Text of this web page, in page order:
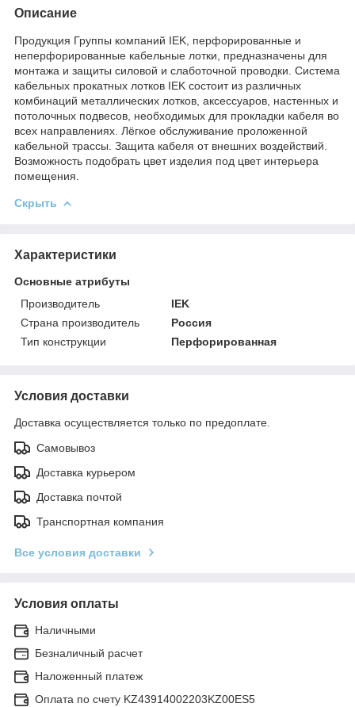
Описание
Продукция Группы компаний IEK, перфорированные и
неперфорированные кабельные лотки, предназначены для
монтажа и защиты силовой и слаботочной проводки. Система
кабельных прокатных лотков IEK состоит из различных
комбинаций металлических лотков, аксессуаров, настенных и
потолочных подвесов, необходимых для прокладки кабеля во
всех направлениях. Лёгкое обслуживание проложенной
кабельной трассы. Защита кабеля от внешних воздействий.
Возможность подобрать цвет изделия под цвет интерьера
помещения.
Скрыть
Характеристики
Основные атрибуты
Производитель
IEK
Страна производитель
Россия
Тип конструкции
Перфорированная
Условия доставки
Доставка осуществляется только по предоплате.
Самовывоз
Доставка курьером
Доставка почтой
Транспортная компания
Все условия доставки
Условия оплаты
Наличными
Безналичный расчет
Наложенный платеж
Оплата по счету KZ43914002203KZ00ES5